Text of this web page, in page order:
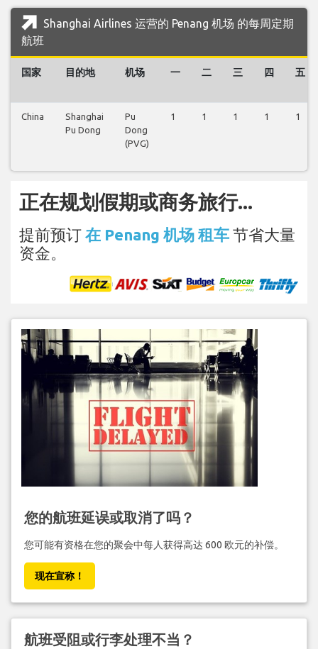
Shanghai Airlines 运营的 Penang 机场 的每周定期
航班
国家 目的地 机场 一 二 三 四 五
China
Shanghai
Pu Dong
Pu
Dong
(PVG)
1 1 1 1 1
正在规划假期或商务旅行...
提前预订 在 Penang 机场 租车 节省大量
资金。
您的航班延误或取消了吗？
您可能有资格在您的聚会中每人获得高达 600 欧元的补偿。
现在宣称！
航班受阻或行李处理不当？